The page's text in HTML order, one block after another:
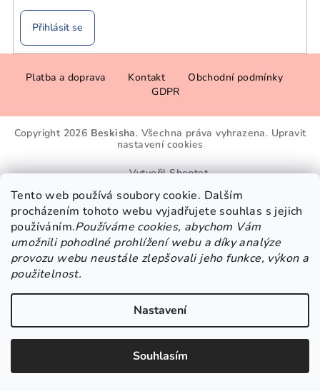
Tento web používá soubory cookie. Dalším
procházením tohoto webu vyjadřujete souhlas s jejich
používáním.Používáme cookies, abychom Vám
umožnili pohodlné prohlížení webu a díky analýze
provozu webu neustále zlepšovali jeho funkce, výkon a
použitelnost.
Nastavení
Souhlasím
Přihlásit se
a
Platba a doprava Kontakt
Obchodní podmínky
GDPR
Copyright 2026 Beskisha. Všechna práva vyhrazena. Upravit
nastavení cookies
Vytvořil Shoptet